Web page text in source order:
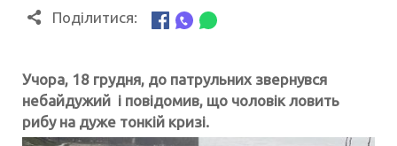
Поділитися:
Учора, 18 грудня, до патрульних звернувся
небайдужий і повідомив, що чоловік ловить
рибу на дуже тонкій кризі.